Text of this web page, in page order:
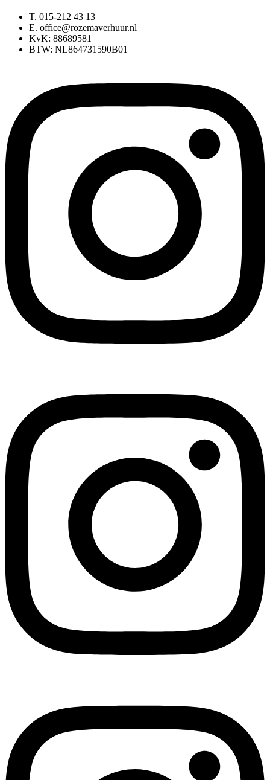
T. 015-212 43 13
E. office@rozemaverhuur.nl
KvK: 88689581
BTW: NL864731590B01